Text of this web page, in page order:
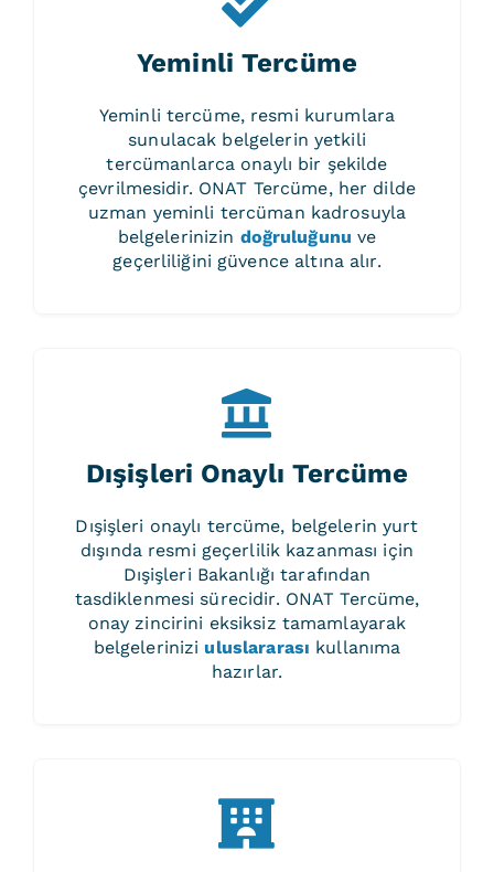
Yeminli Tercüme
Yeminli tercüme, resmi kurumlara
sunulacak belgelerin yetkili
tercümanlarca onaylı bir şekilde
çevrilmesidir. ONAT Tercüme, her dilde
uzman yeminli tercüman kadrosuyla
belgelerinizin doğruluğunu ve
geçerliliğini güvence altına alır.
Dışişleri Onaylı Tercüme
Dışişleri onaylı tercüme, belgelerin yurt
dışında resmi geçerlilik kazanması için
Dışişleri Bakanlığı tarafından
tasdiklenmesi sürecidir. ONAT Tercüme,
onay zincirini eksiksiz tamamlayarak
belgelerinizi uluslararası kullanıma
hazırlar.